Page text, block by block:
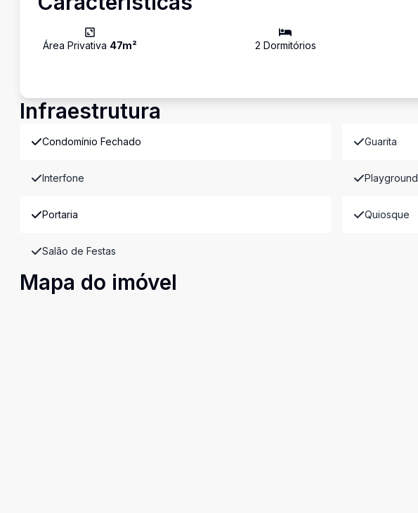
Área Privativa 47m² 2 Dormitórios
Infraestrutura
Condomínio Fechado Guarita
Interfone Playground
Portaria Quiosque
Salão de Festas
Mapa do imóvel